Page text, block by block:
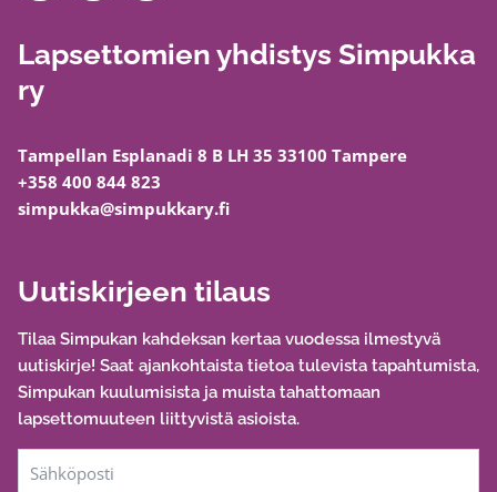
Lapsettomien yhdistys Simpukka
ry
Tampellan Esplanadi 8 B LH 35 33100 Tampere
+358 400 844 823
simpukka@simpukkary.fi
Uutiskirjeen tilaus
Tilaa Simpukan kahdeksan kertaa vuodessa ilmestyvä
uutiskirje! Saat ajankohtaista tietoa tulevista tapahtumista,
Simpukan kuulumisista ja muista tahattomaan
lapsettomuuteen liittyvistä asioista.